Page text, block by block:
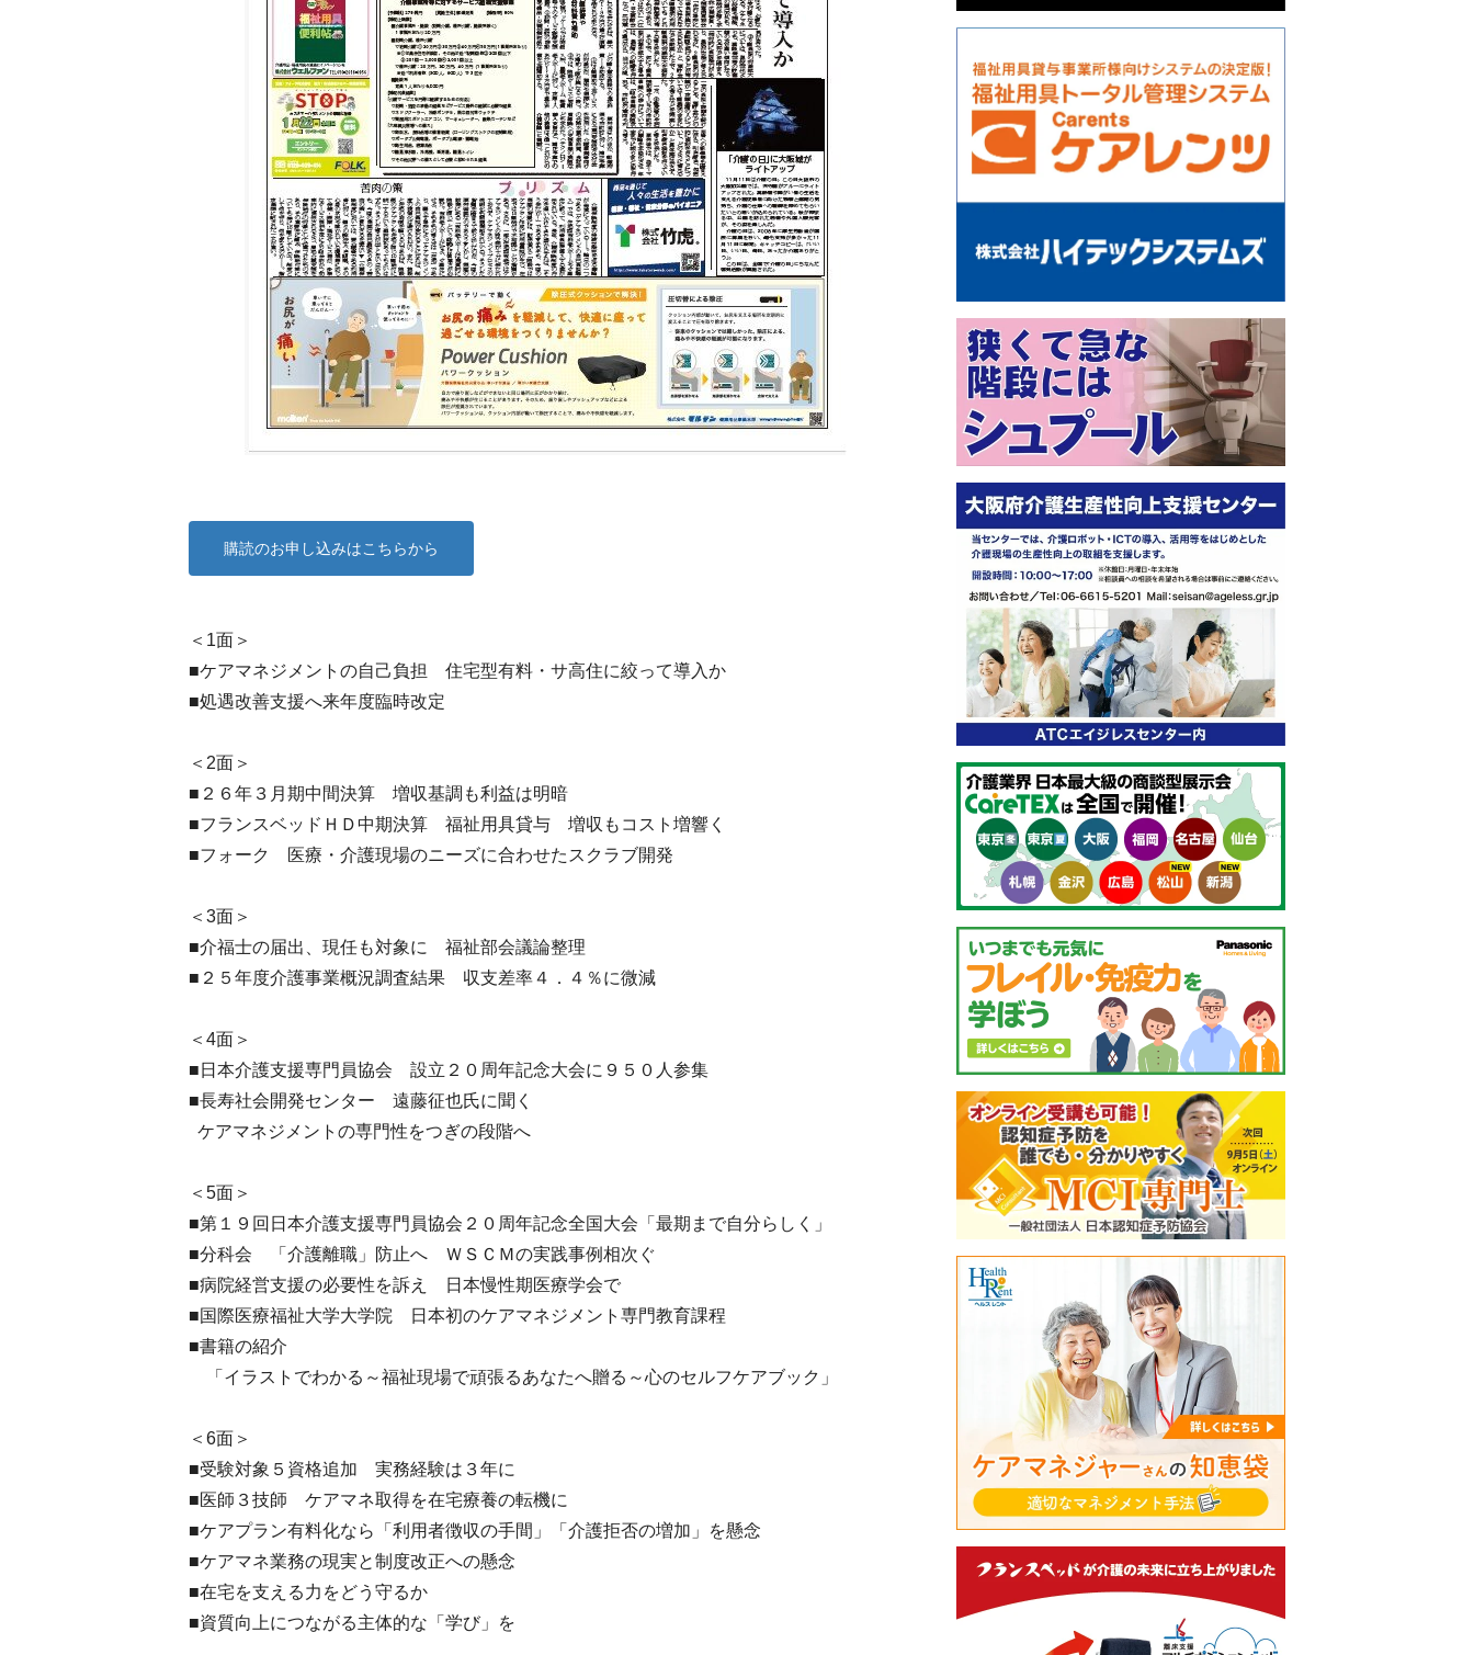
購読のお申し込みはこちらから
＜1面＞
■ケアマネジメントの自己負担 住宅型有料・サ高住に絞って導入か
■処遇改善支援へ来年度臨時改定
＜2面＞
■２６年３月期中間決算 増収基調も利益は明暗
■フランスベッドＨＤ中期決算 福祉用具貸与 増収もコスト増響く
■フォーク 医療・介護現場のニーズに合わせたスクラブ開発
＜3面＞
■介福士の届出、現任も対象に 福祉部会議論整理
■２５年度介護事業概況調査結果 収支差率４．４％に微減
＜4面＞
■日本介護支援専門員協会 設立２０周年記念大会に９５０人参集
■長寿社会開発センター 遠藤征也氏に聞く
ケアマネジメントの専門性をつぎの段階へ
＜5面＞
■第１９回日本介護支援専門員協会２０周年記念全国大会「最期まで自分らしく」
■分科会 「介護離職」防止へ ＷＳＣＭの実践事例相次ぐ
■病院経営支援の必要性を訴え 日本慢性期医療学会で
■国際医療福祉大学大学院 日本初のケアマネジメント専門教育課程
■書籍の紹介
「イラストでわかる～福祉現場で頑張るあなたへ贈る～心のセルフケアブック」
＜6面＞
■受験対象５資格追加 実務経験は３年に
■医師３技師 ケアマネ取得を在宅療養の転機に
■ケアプラン有料化なら「利用者徴収の手間」「介護拒否の増加」を懸念
■ケアマネ業務の現実と制度改正への懸念
■在宅を支える力をどう守るか
■資質向上につながる主体的な「学び」を